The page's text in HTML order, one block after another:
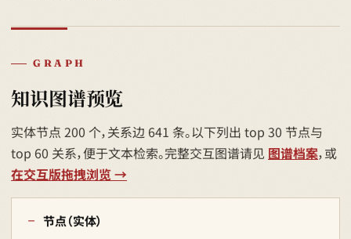
GRAPH
知识图谱预览
实体节点 200 个，关系边 641 条。以下列出 top 30 节点与
top 60 关系，便于文本检索。完整交互图谱请见 图谱档案，或
在交互版拖拽浏览 →
节点（实体）